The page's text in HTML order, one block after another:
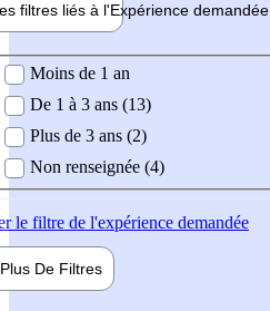
filtres liés à l'Expérience demandée
demandée
Moins de 1 an
De 1 à 3 ans (13)
Plus de 3 ans (2)
Non renseignée (4)
le filtre de l'expérience demandée
Plus De Filtres